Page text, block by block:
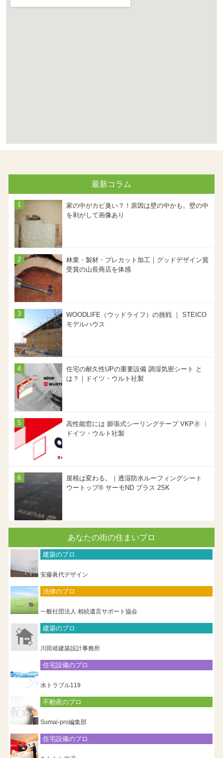
最新コラム
家の中がカビ臭い？！原因は壁の中かも。壁の中
を剥がして画像あり
林業・製材・プレカット加工｜グッドデザイン賞
受賞の山長商店を体感
WOODLIFE（ウッドライフ）の挑戦 ｜ STEICO
モデルハウス
住宅の耐久性UPの重要設備 調湿気密シート と
は？｜ドイツ・ウルト社製
高性能窓には 膨張式シーリングテープ VKP🄬 ｜
ドイツ・ウルト社製
屋根は変わる。｜透湿防水ルーフィングシート
ウートップ® サーモND プラス 2SK
あなたの街の住まいプロ
建築のプロ
安藤眞代デザイン
法律のプロ
一般社団法人 相続遺言サポート協会
建築のプロ
川田靖建築設計事務所
住宅設備のプロ
水トラブル119
不動産のプロ
Sumai-pro編集部
住宅設備のプロ